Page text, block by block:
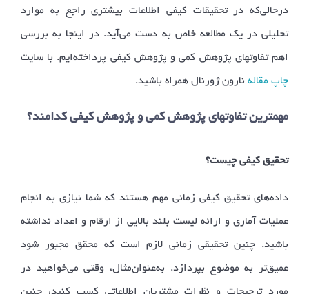
درحالی‌که در تحقیقات کیفی اطلاعات بیشتری راجع به موارد
تحلیلی در یک مطالعه خاص به دست می‌آید. در اینجا به بررسی
اهم تفاوتهای پژوهش کمی و پژوهش کیفی پرداخته‌ایم. با سایت
چاپ مقاله نارون ژورنال همراه باشید.
مهمترین تفاوتهای پژوهش کمی و پژوهش کیفی کدامند؟
تحقیق کیفی چیست؟
داده‌های تحقیق کیفی زمانی مهم هستند که شما نیازی به انجام
عملیات آماری و ارائه لیست بلند بالایی از ارقام و اعداد نداشته
باشید. چنین تحقیقی زمانی لازم است که محقق مجبور شود
عمیق‌تر به موضوع بپردازد. به‌عنوان‌مثال، وقتی می‌خواهید در
مورد ترجیحات و نظرات مشتریان اطلاعاتی کسب کنید، چنین